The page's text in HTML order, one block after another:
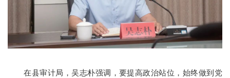
在县审计局，吴志朴强调，要提高政治站位，始终做到党